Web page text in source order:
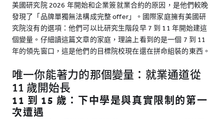
美國研究院 2026 年開始和企業簽就業合約的原因，是他們較晚
發現了「品牌單獨無法構成完整 offer」。國際家庭擁有美國研
究院沒有的選項：他們可以比研究生階段早 7 到 11 年開始建這
個變量。仔細讀這篇文章的家庭，理論上看到的是一個 7 到 11
年的領先窗口，這是他們的目標院校現在還在拼命組裝的東西。
唯一你能著力的那個變量：就業通道從
11 歲開始長
11 到 15 歲：下中學是與真實限制的第一
次遭遇